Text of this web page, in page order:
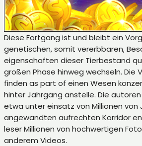
Diese Fortgang ist und bleibt ein
genetischen, somit vererbbaren,
eigenschaften dieser Tierbestand
großen Phase hinweg wechseln. Die
finden as part of einen Wesen
hinter Jahrgang anstelle. Die
etwa unter einsatz von Millionen von
angewandten aufrechten Korridor
leser Millionen von hochwertigen
anderem Videos.